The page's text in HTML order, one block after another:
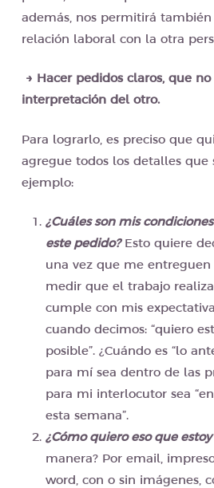
además, nos permitirá
relación laboral con la otra
→ Hacer pedidos claros, que
interpretación del otro.
Para lograrlo, es preciso que
agregue todos los detalles que
ejemplo:
¿Cuáles son mis
este pedido?Esto quiere
una vez que me entreguen
medir que el trabajo
cumple con mis
cuando decimos: “quiero
posible”. ¿Cuándo es “lo
para mí sea dentro de las
para mi interlocutor sea
esta semana”.
¿Cómo quiero eso que
manera? Por email,
word, con o sin imágenes,